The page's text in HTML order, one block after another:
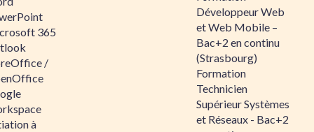
365
/
à
Développeur Web
et Web Mobile –
Bac+2 en continu
(Strasbourg)
Formation
Technicien
Supérieur Systèmes
et Réseaux - Bac+2